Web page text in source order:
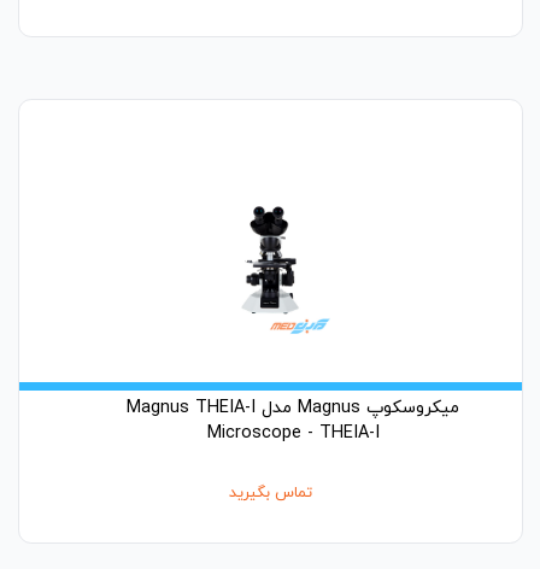
میکروسکوپ Magnus مدل Magnus THEIA-I
Microscope - THEIA-I
تماس بگیرید